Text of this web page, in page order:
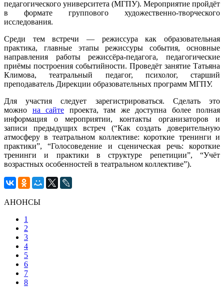
педагогического университета (МГПУ). Мероприятие пройдёт
в формате группового художественно-творческого
исследования.
Среди тем встречи — режиссура как образовательная
практика, главные этапы режиссуры события, основные
направления работы режиссёра-педагога, педагогические
приёмы построения событийности. Проведёт занятие Татьяна
Климова, театральный педагог, психолог, старший
преподаватель Дирекции образовательных программ МГПУ.
Для участия следует зарегистрироваться. Сделать это
можно на сайте проекта, там же доступна более полная
информация о мероприятии, контакты организаторов и
записи предыдущих встреч (“Как создать доверительную
атмосферу в театральном коллективе: короткие тренинги и
практики”, “Голосоведение и сценическая речь: короткие
тренинги и практики в структуре репетиции”, “Учёт
возрастных особенностей в театральном коллективе”).
АНОНСЫ
1
2
3
4
5
6
7
8